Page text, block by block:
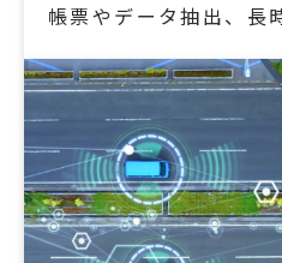
帳票やデータ抽出、長